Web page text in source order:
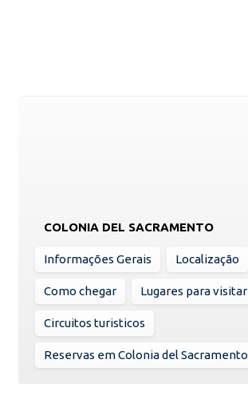
COLONIA DEL SACRAMENTO
Informações Gerais Localização
Como chegar Lugares para visitar
Circuitos turisticos
Reservas em Colonia del Sacramento